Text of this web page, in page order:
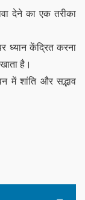
देने का एक तरीका
ध्यान केंद्रित करना
है।
शांति और सद्भाव